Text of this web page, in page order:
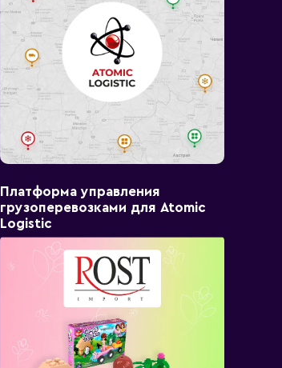
Платформа управления
грузоперевозками для Atomic
Logistic